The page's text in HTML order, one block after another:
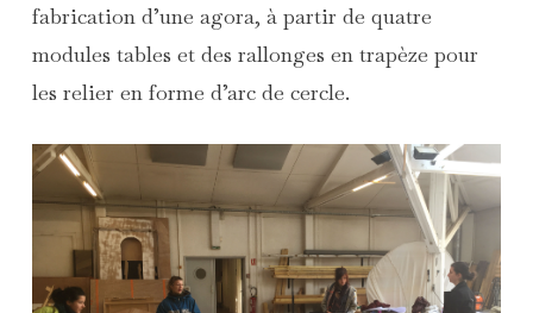
fabrication d’une agora, à partir de quatre
modules tables et des rallonges en trapèze pour
les relier en forme d’arc de cercle.